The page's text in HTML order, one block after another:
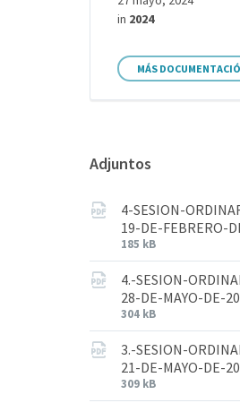
in 2024
MÁS
Adjuntos
4-SESION-
19-DE-FEBRERO-
185 kB
4.-SESION-
28-DE-MAYO-DE-
304 kB
3.-SESION-
21-DE-MAYO-DE-
309 kB